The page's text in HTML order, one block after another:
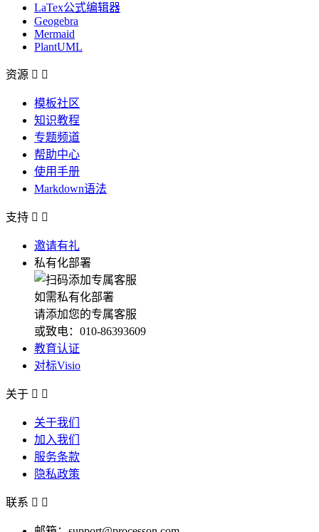
LaTex公式编辑器
Geogebra
Mermaid
PlantUML
资源  
模板社区
知识教程
专题频道
帮助中心
使用手册
Markdown语法
支持  
邀请有礼
私有化部署
如需私有化部署
请添加您的专属客服
或致电：010-86393609
教育认证
对标Visio
关于  
关于我们
加入我们
服务条款
隐私政策
联系  